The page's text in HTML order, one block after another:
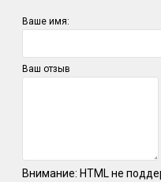
Ваше имя:
Ваш отзыв
Внимание: HTML не